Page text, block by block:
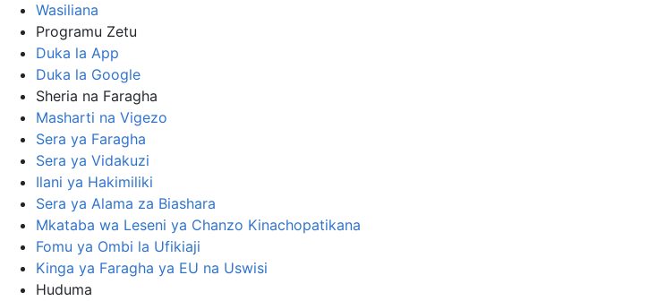
Wasiliana
Programu Zetu
Duka la App
Duka la Google
Sheria na Faragha
Masharti na Vigezo
Sera ya Faragha
Sera ya Vidakuzi
Ilani ya Hakimiliki
Sera ya Alama za Biashara
Mkataba wa Leseni ya Chanzo Kinachopatikana
Fomu ya Ombi la Ufikiaji
Kinga ya Faragha ya EU na Uswisi
Huduma